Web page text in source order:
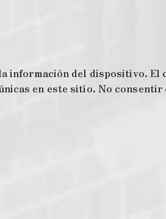
información del dispositivo. El
en este sitio. No